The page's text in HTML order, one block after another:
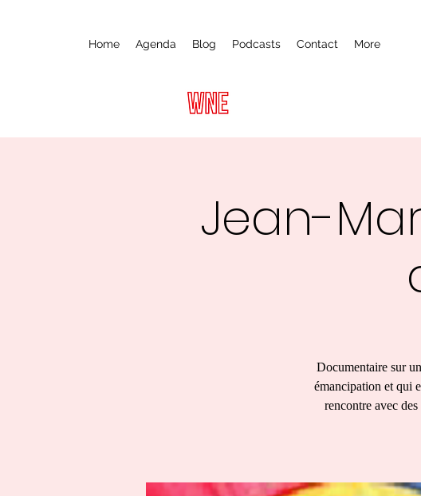
Home Agenda Blog Podcasts Contact More
Jean-
Documentaire sur
émancipation et qui
rencontre avec